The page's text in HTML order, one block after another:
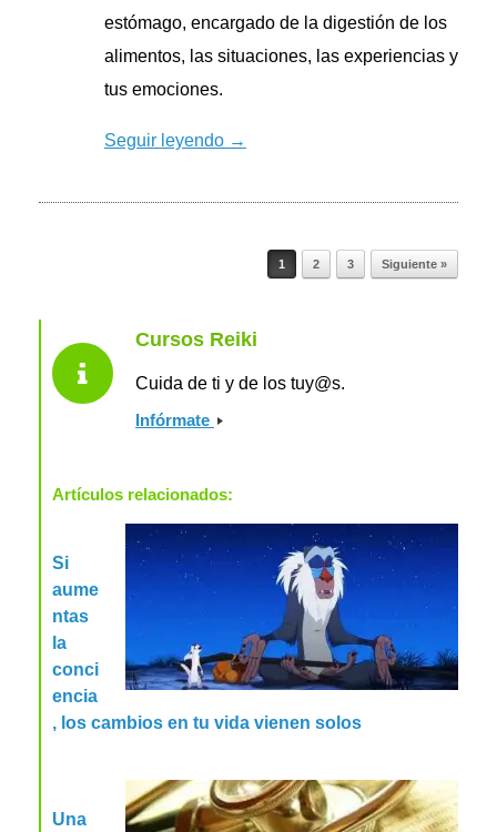
estómago, encargado de la digestión de los
alimentos, las situaciones, las experiencias y
tus emociones.
Seguir leyendo →
1 2 3 Siguiente »
Cursos Reiki
Cuida de ti y de los tuy@s.
Infórmate
Artículos relacionados:
Si
aume
ntas
la
conci
encia
, los cambios en tu vida vienen solos
Una